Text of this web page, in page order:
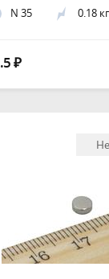
N 35 0.18 кг
₽